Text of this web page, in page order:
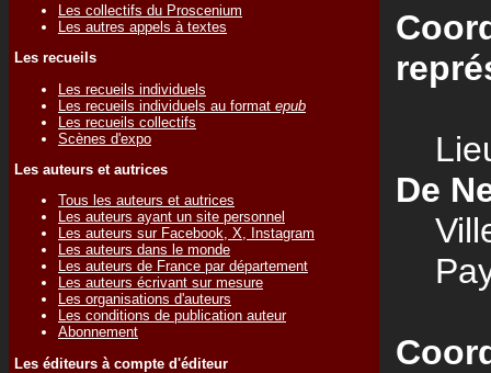
Les collectifs du Proscenium
Les autres appels à textes
Les recueils
Les recueils individuels
Les recueils individuels au format epub
Les recueils collectifs
Scènes d'expo
Les auteurs et autrices
Tous les auteurs et autrices
Les auteurs ayant un site personnel
Les auteurs sur Facebook, X, Instagram
Les auteurs dans le monde
Les auteurs de France par département
Les auteurs écrivant sur mesure
Les organisations d'auteurs
Les conditions de publication auteur
Abonnement
Les éditeurs à compte d'éditeur
De